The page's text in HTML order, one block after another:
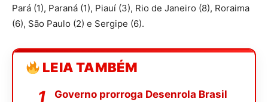
Pará (1), Paraná (1), Piauí (3), Rio de Janeiro (8), Roraima
(6), São Paulo (2) e Sergipe (6).
LEIA TAMBÉM
Governo prorroga Desenrola Brasil